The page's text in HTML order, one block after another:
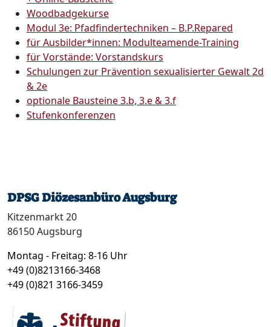
Woodbadgekurse
Modul 3e: Pfadfindertechniken – B.P.Repared
für Ausbilder*innen: Modulteamende-Training
für Vorstände: Vorstandskurs
Schulungen zur Prävention sexualisierter Gewalt 2d
& 2e
optionale Bausteine 3.b, 3.e & 3.f
Stufenkonferenzen
DPSG Diözesanbüro Augsburg
Kitzenmarkt 20
86150 Augsburg
Montag - Freitag: 8-16 Uhr
+49 (0)8213166-3468
+49 (0)821 3166-3459